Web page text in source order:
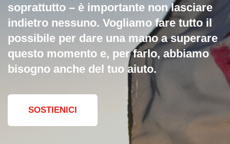
soprattutto – è importante non lasciare
indietro nessuno. Vogliamo fare tutto il
possibile per dare una mano a superare
questo momento e, per farlo, abbiamo
bisogno anche del tuo aiuto.
SOSTIENICI